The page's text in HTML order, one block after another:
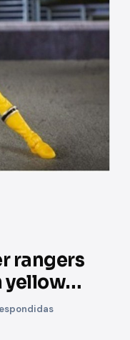
rangers